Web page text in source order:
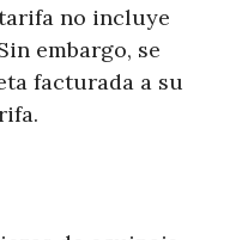
no incluye
embargo, se
facturada a su